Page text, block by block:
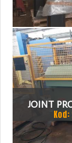
JOINT
Kod: